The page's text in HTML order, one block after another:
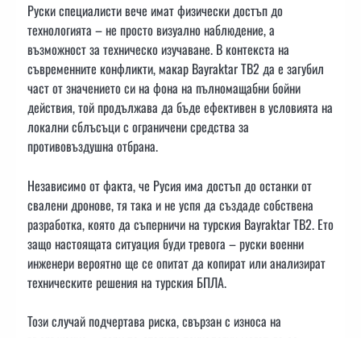
Руски специалисти вече имат физически достъп до
технологията – не просто визуално наблюдение, а
възможност за техническо изучаване. В контекста на
съвременните конфликти, макар Bayraktar TB2 да е загубил
част от значението си на фона на пълномащабни бойни
действия, той продължава да бъде ефективен в условията на
локални сблъсъци с ограничени средства за
противовъздушна отбрана.
Независимо от факта, че Русия има достъп до останки от
свалени дронове, тя така и не успя да създаде собствена
разработка, която да съперничи на турския Bayraktar TB2. Ето
защо настоящата ситуация буди тревога – руски военни
инженери вероятно ще се опитат да копират или анализират
техническите решения на турския БПЛА.
Този случай подчертава риска, свързан с износа на